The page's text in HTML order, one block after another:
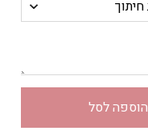
הוספה לסל